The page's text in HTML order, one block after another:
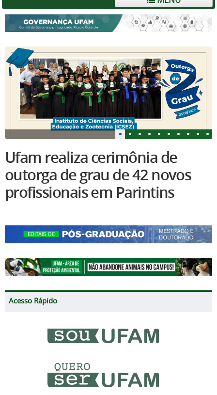
Ufam realiza cerimônia de
outorga de grau de 42 novos
profissionais em Parintins
Acesso Rápido